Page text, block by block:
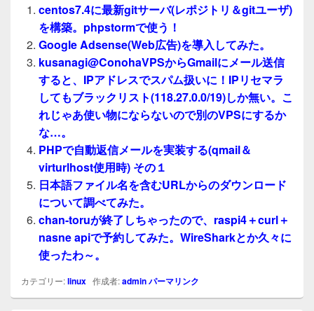
centos7.4に最新gitサーバ(レポジトリ＆gitユーザ)
を構築。phpstormで使う！
Google Adsense(Web広告)を導入してみた。
kusanagi@ConohaVPSからGmailにメール送信
すると、IPアドレスでスパム扱いに！IPリセマラ
してもブラックリスト(118.27.0.0/19)しか無い。こ
れじゃあ使い物にならないので別のVPSにするか
な…。
PHPで自動返信メールを実装する(qmail＆
virturlhost使用時) その１
日本語ファイル名を含むURLからのダウンロード
について調べてみた。
chan-toruが終了しちゃったので、raspi4＋curl＋
nasne apiで予約してみた。WireSharkとか久々に
使ったわ～。
カテゴリー:linux 作成者:adminパーマリンク